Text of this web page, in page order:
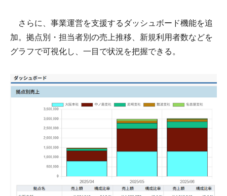
さらに、事業運営を支援するダッシュボード機能を追
加。拠点別・担当者別の売上推移、新規利用者数などを
グラフで可視化し、一目で状況を把握できる。